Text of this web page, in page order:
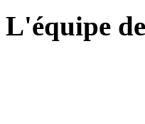
L'équipe